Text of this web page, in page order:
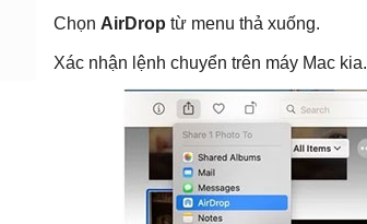
Chọn AirDrop từ menu thả xuống.
Xác nhận lệnh chuyển trên máy Mac kia.